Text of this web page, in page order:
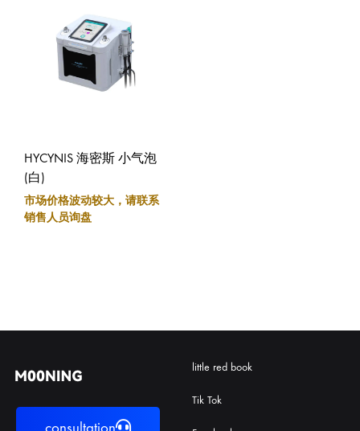
HYCYNIS 海密斯 小气泡
(白)
市场价格波动较大，请联系
销售人员询盘
little red book
Tik Tok